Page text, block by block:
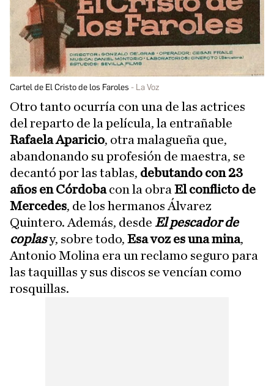
Cartel de El Cristo de los Faroles La Voz
Otro tanto ocurría con una de las actrices
del reparto de la película, la entrañable
Rafaela Aparicio, otra malagueña que,
abandonando su profesión de maestra, se
decantó por las tablas, debutando con 23
años en Córdobacon la obra El conflicto de
Mercedes, de los hermanos Álvarez
Quintero. Además, desde El pescador de
coplasy, sobre todo, Esa voz es una mina,
Antonio Molina era un reclamo seguro para
las taquillas y sus discos se vencían como
rosquillas.